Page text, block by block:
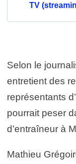
TV
Selon le
entretient des
représentants d’
pourrait peser
d’entraîneur à
Mathieu